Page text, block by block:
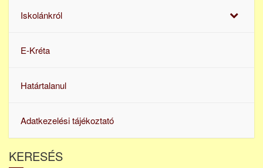
Iskolánkról
E-Kréta
Határtalanul
Adatkezelési tájékoztató
KERESÉS